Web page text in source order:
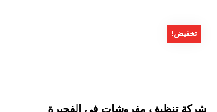
تخفيض!
شركة تنظيف مفروشات في الفجيرة